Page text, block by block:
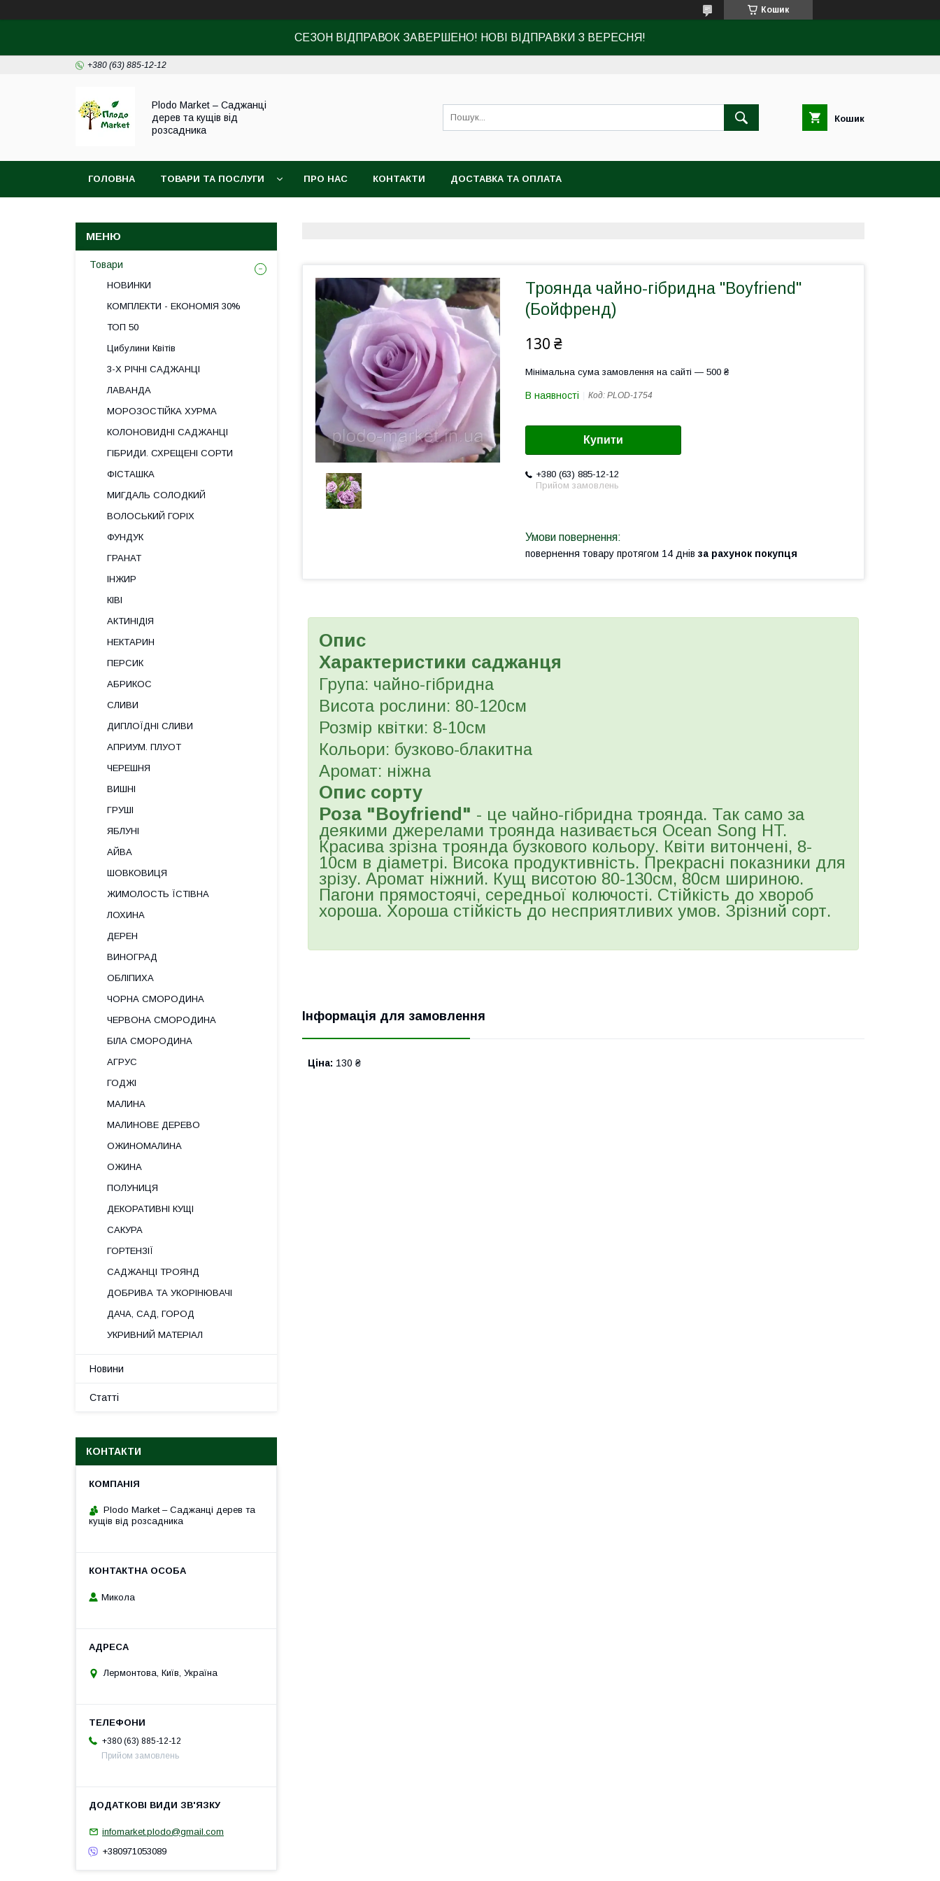
Кошик
СЕЗОН ВІДПРАВОК ЗАВЕРШЕНО! НОВІ ВІДПРАВКИ З ВЕРЕСНЯ!
+380 (63) 885-12-12
Plodo Market – Саджанці
дерев та кущів від
розсадника
Кошик
ГОЛОВНА ТОВАРИ ТА ПОСЛУГИ ПРО НАС КОНТАКТИ ДОСТАВКА ТА ОПЛАТА
Троянда чайно-гібридна "Boyfriend"
(Бойфренд)
130 ₴
Мінімальна сума замовлення на сайті — 500 ₴
В наявності Код: PLOD-1754
Купити
+380 (63) 885-12-12
Прийом замовлень
повернення товару протягом 14 днів за рахунок покупця
Опис
Характеристики саджанця
Група: чайно-гібридна
Висота рослини: 80-120см
Розмір квітки: 8-10см
Кольори: бузково-блакитна
Аромат: ніжна
Опис сорту
Роза "Boyfriend" - це чайно-гібридна троянда. Так само за
деякими джерелами троянда називається Ocean Song HT.
Красива зрізна троянда бузкового кольору. Квіти витончені, 8-
10см в діаметрі. Висока продуктивність. Прекрасні показники для
зрізу. Аромат ніжний. Кущ висотою 80-130см, 80см шириною.
Пагони прямостоячі, середньої колючості. Стійкість до хвороб
хороша. Хороша стійкість до несприятливих умов. Зрізний сорт.
Інформація для замовлення
Ціна: 130 ₴
Товари
НОВИНКИ
КОМПЛЕКТИ - ЕКОНОМІЯ 30%
ТОП 50
Цибулини Квітів
3-Х РІЧНІ САДЖАНЦІ
ЛАВАНДА
МОРОЗОСТІЙКА ХУРМА
КОЛОНОВИДНІ САДЖАНЦІ
ГІБРИДИ. СХРЕЩЕНІ СОРТИ
ФІСТАШКА
МИГДАЛЬ СОЛОДКИЙ
ВОЛОСЬКИЙ ГОРІХ
ФУНДУК
ГРАНАТ
ІНЖИР
КІВІ
АКТИНІДІЯ
НЕКТАРИН
ПЕРСИК
АБРИКОС
СЛИВИ
ДИПЛОЇДНІ СЛИВИ
АПРИУМ. ПЛУОТ
ЧЕРЕШНЯ
ВИШНІ
ГРУШІ
ЯБЛУНІ
АЙВА
ШОВКОВИЦЯ
ЖИМОЛОСТЬ ЇСТІВНА
ЛОХИНА
ДЕРЕН
ВИНОГРАД
ОБЛІПИХА
ЧОРНА СМОРОДИНА
ЧЕРВОНА СМОРОДИНА
БІЛА СМОРОДИНА
АГРУС
ГОДЖІ
МАЛИНА
МАЛИНОВЕ ДЕРЕВО
ОЖИНОМАЛИНА
ОЖИНА
ПОЛУНИЦЯ
ДЕКОРАТИВНІ КУЩІ
САКУРА
ГОРТЕНЗІЇ
САДЖАНЦІ ТРОЯНД
ДОБРИВА ТА УКОРІНЮВАЧІ
ДАЧА, САД, ГОРОД
УКРИВНИЙ МАТЕРІАЛ
Новини
Статті
КОНТАКТИ
Plodo Market – Саджанці дерев та
кущів від розсадника
Микола
Лермонтова, Київ, Україна
+380 (63) 885-12-12
Прийом замовлень
infomarket.plodo@gmail.com
+380971053089